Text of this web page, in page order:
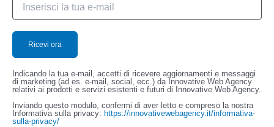
Indicando la tua e-mail, accetti di ricevere aggiornamenti e messaggi
di marketing (ad es. e-mail, social, ecc.) da Innovative Web Agency
relativi ai prodotti e servizi esistenti e futuri di Innovative Web Agency.
Inviando questo modulo, confermi di aver letto e compreso la nostra
Informativa sulla privacy: https://innovativewebagency.it/informativa-
sulla-privacy/